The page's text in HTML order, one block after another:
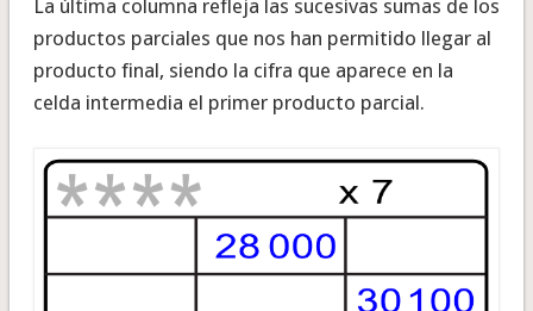
La última columna refleja las sucesivas sumas de los
productos parciales que nos han permitido llegar al
producto final, siendo la cifra que aparece en la
celda intermedia el primer producto parcial.